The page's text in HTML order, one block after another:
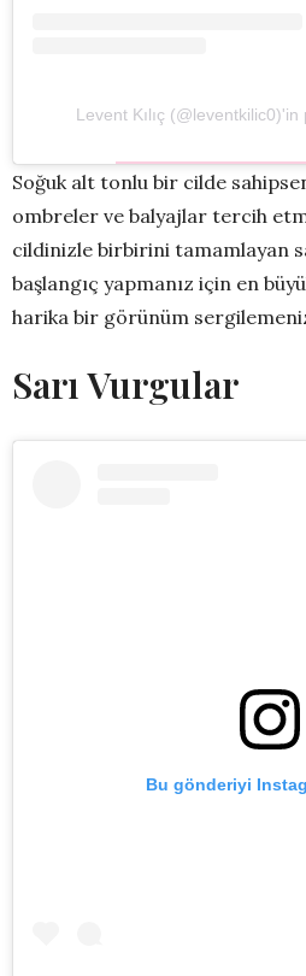
Levent Kılıç (@leventkilic0)'in
Soğuk alt tonlu bir cilde
ombreler ve balyajlar tercih
cildinizle birbirini tamamlayan
başlangıç yapmanız için en
harika bir görünüm
Sarı Vurgular
Bu gönderiyi